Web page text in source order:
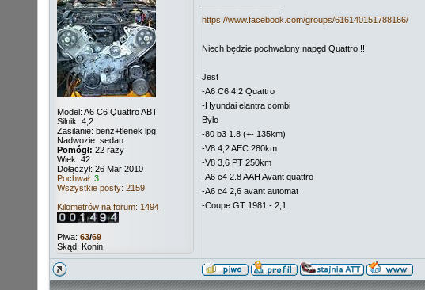
Model: A6 C6 Quattro ABT
Silnik: 4,2
Zasilanie: benz+tlenek lpg
Nadwozie: sedan
Pomógł: 22 razy
Wiek: 42
Dołączył: 26 Mar 2010
Pochwał: 3
Wszystkie posty: 2159
Kilometrów na forum: 1494
Piwa: 63/69
Skąd: Konin
https://www.facebook.com/groups/616140151788166/
Niech będzie pochwalony napęd Quattro !!
Jest
-A6 C6 4,2 Quattro
-Hyundai elantra combi
Było-
-80 b3 1.8 (+- 135km)
-V8 4,2 AEC 280km
-V8 3,6 PT 250km
-A6 c4 2.8 AAH Avant quattro
-A6 c4 2,6 avant automat
-Coupe GT 1981 - 2,1